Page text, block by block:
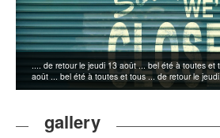
.... de retour le jeudi 13 août ... bel été à toutes et
août ... bel été à toutes et tous ... de retour le
gallery